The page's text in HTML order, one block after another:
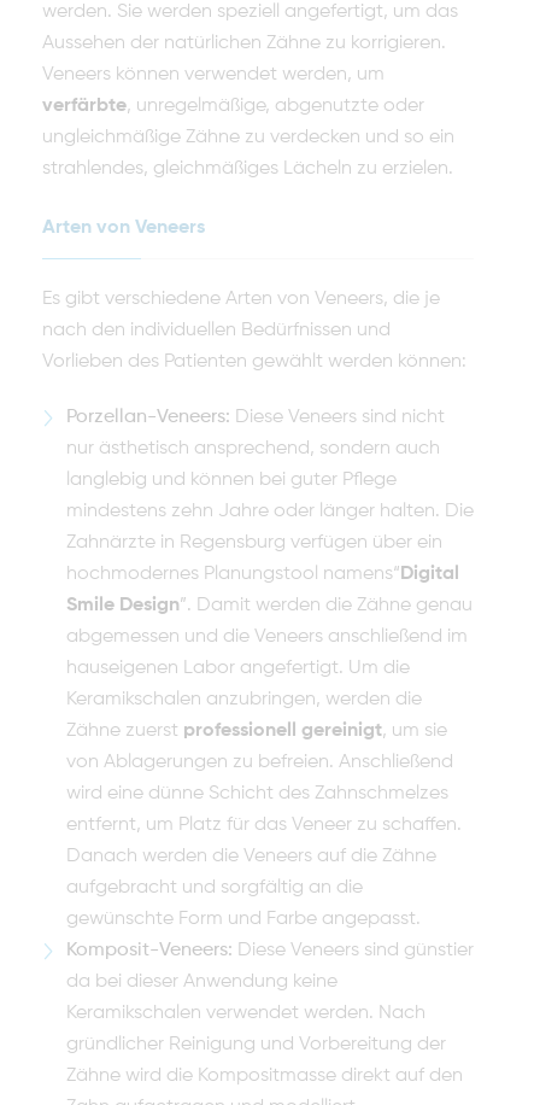
werden. Sie werden speziell angefertigt, um das
Aussehen der natürlichen Zähne zu korrigieren.
Veneers können verwendet werden, um
verfärbte, unregelmäßige, abgenutzte oder
ungleichmäßige Zähne zu verdecken und so ein
strahlendes, gleichmäßiges Lächeln zu erzielen.
Arten von Veneers
Es gibt verschiedene Arten von Veneers, die je
nach den individuellen Bedürfnissen und
Vorlieben des Patienten gewählt werden können:
Porzellan-Veneers: Diese Veneers sind nicht
nur ästhetisch ansprechend, sondern auch
langlebig und können bei guter Pflege
mindestens zehn Jahre oder länger halten. Die
Zahnärzte in Regensburg verfügen über ein
hochmodernes Planungstool namens“ Digital
Smile Design”. Damit werden die Zähne genau
abgemessen und die Veneers anschließend im
hauseigenen Labor angefertigt. Um die
Keramikschalen anzubringen, werden die
Zähne zuerst professionell gereinigt, um sie
von Ablagerungen zu befreien. Anschließend
wird eine dünne Schicht des Zahnschmelzes
entfernt, um Platz für das Veneer zu schaffen.
Danach werden die Veneers auf die Zähne
aufgebracht und sorgfältig an die
gewünschte Form und Farbe angepasst.
Komposit-Veneers: Diese Veneers sind günstier
da bei dieser Anwendung keine
Keramikschalen verwendet werden. Nach
gründlicher Reinigung und Vorbereitung der
Zähne wird die Kompositmasse direkt auf den